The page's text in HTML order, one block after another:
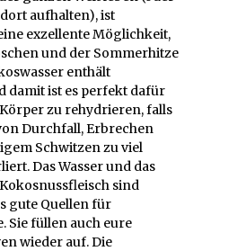
aufhalten), ist
exzellente Möglichkeit,
und der Sommerhitze
enthält
damit ist es perfekt dafür
zu rehydrieren, falls
Durchfall, Erbrechen
Schwitzen zu viel
Das Wasser und das
sind
gute Quellen für
Sie füllen auch eure
wieder auf. Die